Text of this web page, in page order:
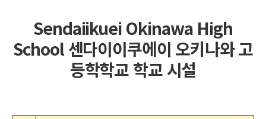
Sendaiikuei Okinawa High
School 센다이이쿠에이 오키나와 고
등학학교 학교 시설